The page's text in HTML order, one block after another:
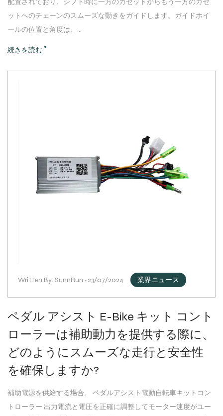
配置されており、シフト時に一方のカセットからもう一方のカセ
ットへのチェーンのスムーズな動きをガイドします。ガイドホイ
ールの位置と角度は、...
続きを読む
Written By: SunnRun · 23/07/2024 業界ニュース
ペダル アシスト E-Bike キット コント
ローラーは補助動力を提供する際に、
どのようにスムーズな走行と安全性
を確保しますか?
補助電源を供給する場合、 ペダルアシスト電動自転車キットコン
トローラー 出力電流と電圧を正確に調整してモーター速度がユー